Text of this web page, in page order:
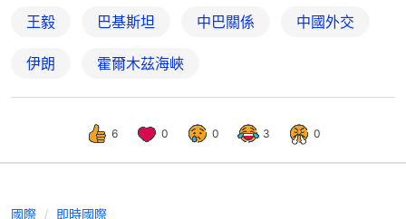
王毅 巴基斯坦 中巴關係 中國外交
伊朗 霍爾木茲海峽
6 0 0 3 0
國際 即時國際